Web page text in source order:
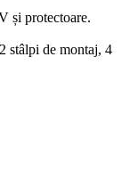
și protectoare.
stâlpi de montaj, 4